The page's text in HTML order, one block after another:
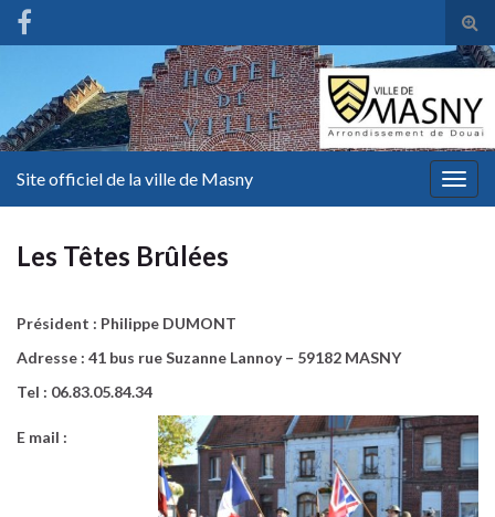
Site officiel de la ville de Masny
Les Têtes Brûlées
Président : Philippe DUMONT
Adresse : 41 bus rue Suzanne Lannoy – 59182 MASNY
Tel : 06.83.05.84.34
E mail :